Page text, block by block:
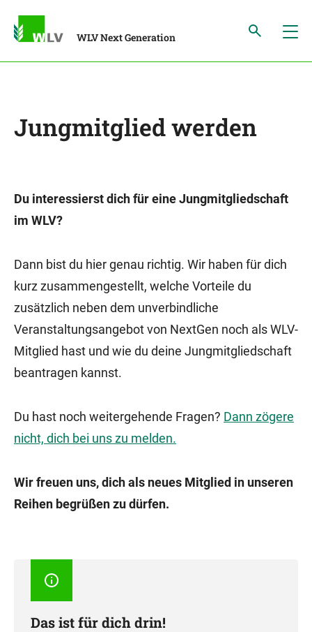
WLV Next Generation
Jungmitglied werden
Du interessierst dich für eine Jungmitgliedschaft
im WLV?
Dann bist du hier genau richtig. Wir haben für dich
kurz zusammengestellt, welche Vorteile du
zusätzlich neben dem unverbindliche
Veranstaltungsangebot von NextGen noch als WLV-
Mitglied hast und wie du deine Jungmitgliedschaft
beantragen kannst.
Du hast noch weitergehende Fragen? Dann zögere
nicht, dich bei uns zu melden.
Wir freuen uns, dich als neues Mitglied in unseren
Reihen begrüßen zu dürfen.
Das ist für dich drin!